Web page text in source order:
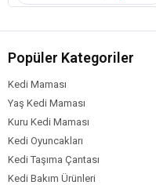
Popüler Kategoriler
Kedi Maması
Yaş Kedi Maması
Kuru Kedi Maması
Kedi Oyuncakları
Kedi Taşıma Çantası
Kedi Bakım Ürünleri